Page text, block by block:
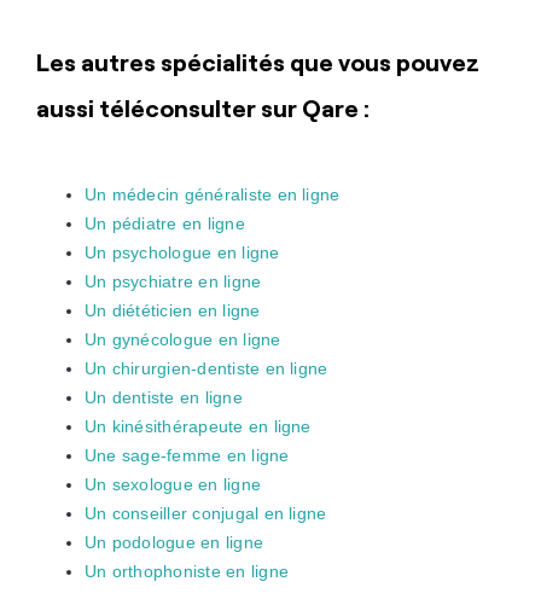
Les autres spécialités que vous pouvez
aussi téléconsulter sur Qare :
Un médecin généraliste en ligne
Un pédiatre en ligne
Un psychologue en ligne
Un psychiatre en ligne
Un diététicien en ligne
Un gynécologue en ligne
Un chirurgien-dentiste en ligne
Un dentiste en ligne
Un kinésithérapeute en ligne
Une sage-femme en ligne
Un sexologue en ligne
Un conseiller conjugal en ligne
Un podologue en ligne
Un orthophoniste en ligne